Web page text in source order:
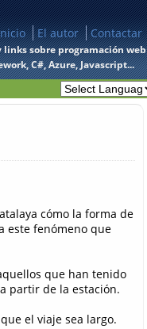
El autor Contactar
sobre programación web
C#, Azure, Javascript...
cómo la forma de
este fenómeno que
que han tenido
partir de la estación.
el viaje sea largo.